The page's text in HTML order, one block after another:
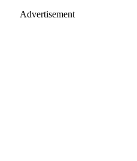
Advertisement